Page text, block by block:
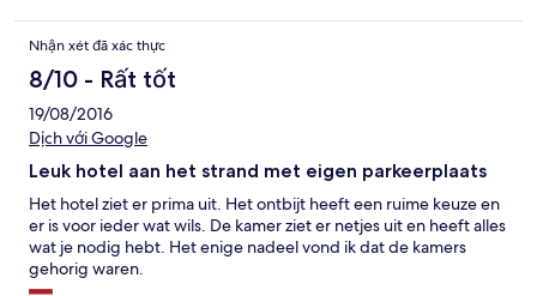
Nhận xét đã xác thực
8/10 - Rất tốt
19/08/2016
Dịch với Google
Leuk hotel aan het strand met eigen parkeerplaats
Het hotel ziet er prima uit. Het ontbijt heeft een ruime keuze en
er is voor ieder wat wils. De kamer ziet er netjes uit en heeft alles
wat je nodig hebt. Het enige nadeel vond ik dat de kamers
gehorig waren.